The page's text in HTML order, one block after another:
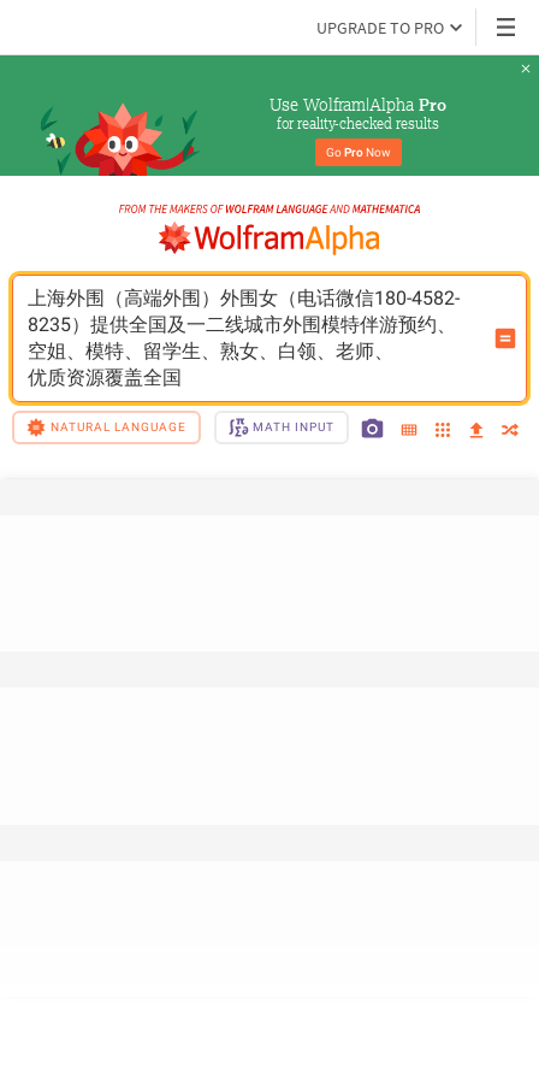
UPGRADE TO PRO
Use Wolfram|Alpha Pro
for reality-checked results
Go Pro Now
上海外围（高端外围）外围女（电话微信180-4582-
8235）提供全国及一二线城市外围模特伴游预约、
空姐、模特、留学生、熟女、白领、老师、
优质资源覆盖全国
NATURAL LANGUAGE MATH INPUT